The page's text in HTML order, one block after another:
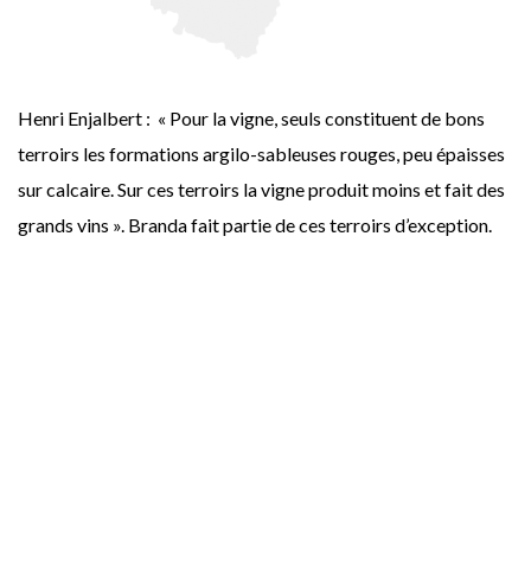
Henri Enjalbert : « Pour la vigne, seuls constituent de bons
terroirs les formations argilo-sableuses rouges, peu épaisses
sur calcaire. Sur ces terroirs la vigne produit moins et fait des
grands vins ». Branda fait partie de ces terroirs d’exception.